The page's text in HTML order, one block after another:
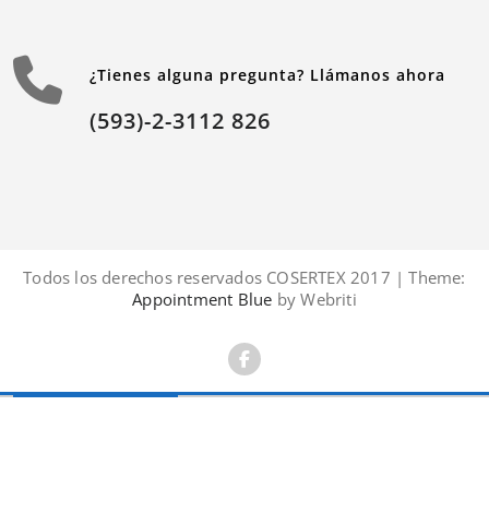
¿Tienes alguna pregunta? Llámanos ahora
(593)-2-3112 826
Todos los derechos reservados COSERTEX 2017 | Theme:
Appointment Blue by Webriti